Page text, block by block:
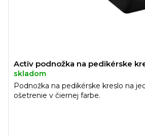
Activ podnožka na pedikérske
skladom
Podnožka na pedikérske kreslo na
ošetrenie v čiernej farbe.